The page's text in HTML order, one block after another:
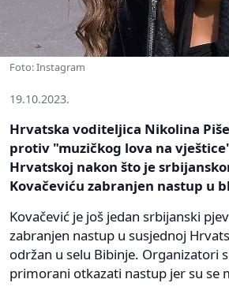
Foto: Instagram
19.10.2023.
Hrvatska voditeljica Nikolina
protiv "muzičkog lova na
Hrvatskoj nakon što je
Kovačeviću zabranjen nastup u
Kovačević je još jedan srbijanski
zabranjen nastup u susjednoj
održan u selu Bibinje. Organizatori
primorani otkazati nastup jer su se